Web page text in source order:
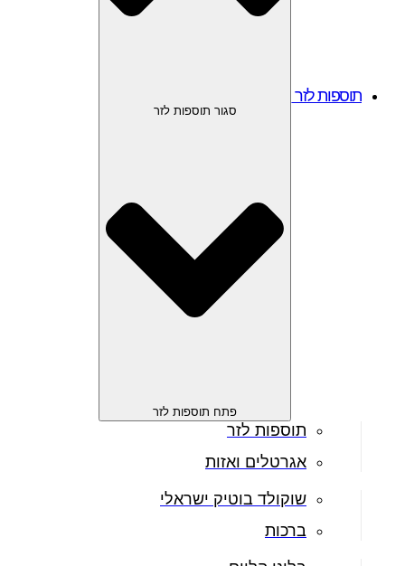
תוספות לזר
סגור תוספות לזר
פתח תוספות לזר
תוספות לזר
אגרטלים ואזות
שוקולד בוטיק ישראלי
ברכות